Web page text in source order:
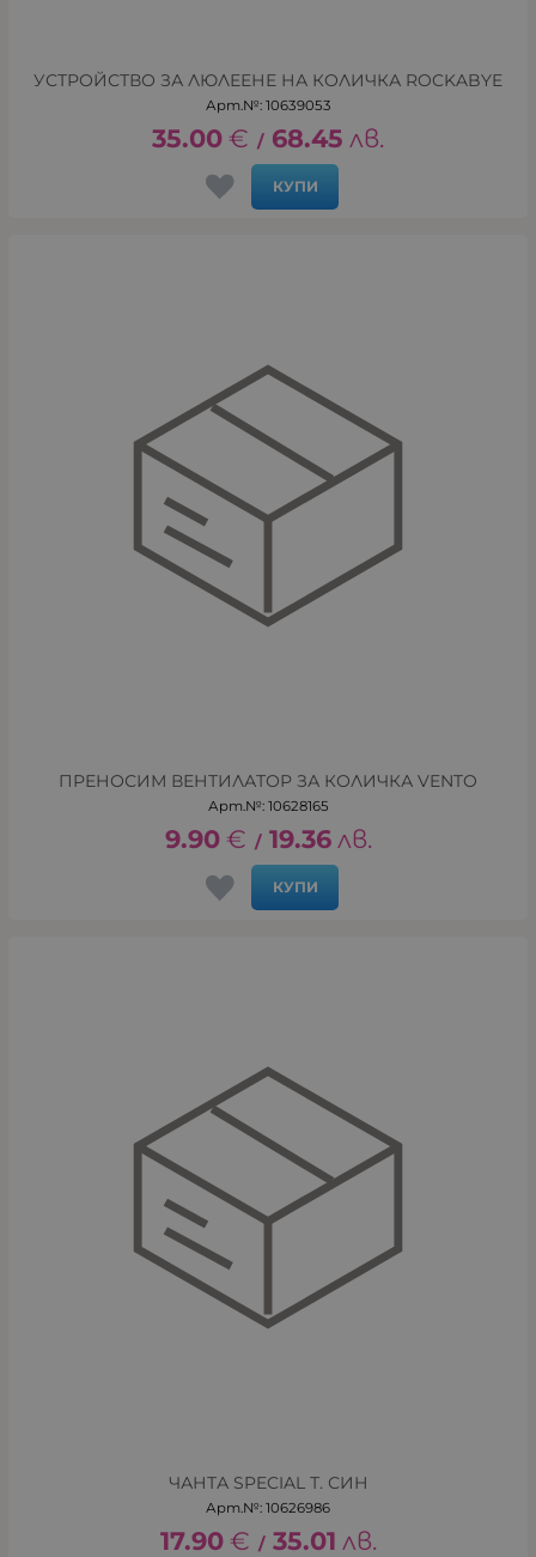
УСТРОЙСТВО ЗА ЛЮЛЕЕНЕ НА КОЛИЧКА ROCKABYE
Арт.№: 10639053
35.00 € / 68.45 лв.
КУПИ
ПРЕНОСИМ ВЕНТИЛАТОР ЗА КОЛИЧКА VENTO
Арт.№: 10628165
9.90 € / 19.36 лв.
КУПИ
ЧАНТА SPECIAL Т. СИН
Арт.№: 10626986
17.90 € / 35.01 лв.